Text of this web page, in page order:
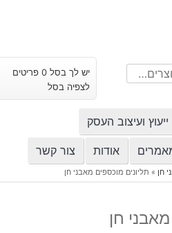
יש לך בסל 0 פריטים
לצפיה בסל
ייעוץ ועיצוב העסק
אודות צור קשר
חן » תליונים מוכספים מאבני חן
חן